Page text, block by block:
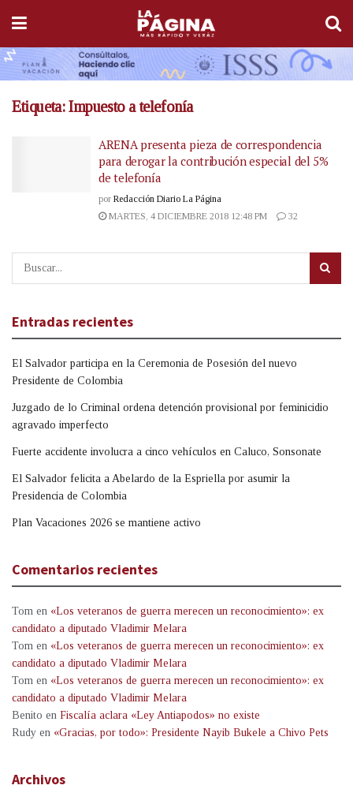
Etiqueta:Impuesto a telefonía
ARENA presenta pieza de correspondencia
para derogar la contribución especial del 5%
de telefonía
por Redacción Diario La Página
MARTES, 4 DICIEMBRE 2018 12:48 PM
32
Entradas recientes
El Salvador participa en la Ceremonia de Posesión del nuevo
Presidente de Colombia
Juzgado de lo Criminal ordena detención provisional por feminicidio
agravado imperfecto
Fuerte accidente involucra a cinco vehículos en Caluco, Sonsonate
El Salvador felicita a Abelardo de la Espriella por asumir la
Presidencia de Colombia
Plan Vacaciones 2026 se mantiene activo
Comentarios recientes
Tom en «Los veteranos de guerra merecen un reconocimiento»: ex
candidato a diputado Vladimir Melara
Tom en «Los veteranos de guerra merecen un reconocimiento»: ex
candidato a diputado Vladimir Melara
Tom en «Los veteranos de guerra merecen un reconocimiento»: ex
candidato a diputado Vladimir Melara
Benito en Fiscalía aclara «Ley Antiapodos» no existe
Rudy en «Gracias, por todo»: Presidente Nayib Bukele a Chivo Pets
Archivos